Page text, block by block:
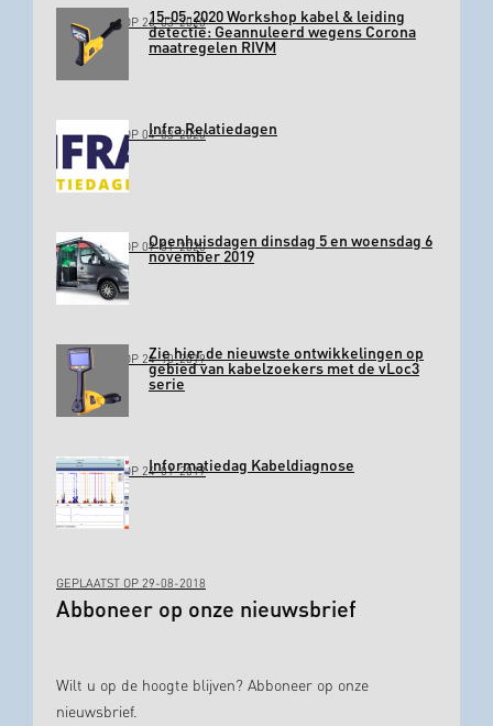
GEPLAATST OP 26-03-202015-05-2020 Workshop kabel & leiding
detectie: Geannuleerd wegens Corona
maatregelen RIVM
GEPLAATST OP 04-03-2020Infra Relatiedagen
GEPLAATST OP 09-01-2020Openhuisdagen dinsdag 5 en woensdag 6
november 2019
GEPLAATST OP 24-10-2019Zie hier de nieuwste ontwikkelingen op
gebied van kabelzoekers met de vLoc3
serie
GEPLAATST OP 24-01-2019Informatiedag Kabeldiagnose
GEPLAATST OP 29-08-2018
Abboneer op onze nieuwsbrief
Wilt u op de hoogte blijven? Abboneer op onze
nieuwsbrief.